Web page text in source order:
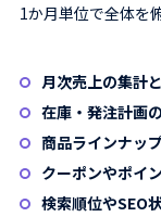
1か月単位で全体を
月次売上の集計
在庫・発注計画
商品ラインナッ
クーポンやポイ
検索順位やSEO